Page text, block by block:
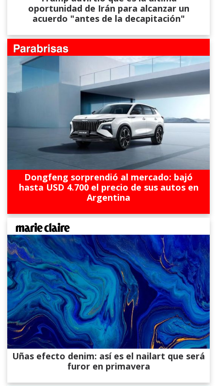
oportunidad de Irán para alcanzar un
acuerdo "antes de la decapitación"
Dongfeng sorprendió al mercado: bajó
hasta USD 4.700 el precio de sus autos en
Argentina
Uñas efecto denim: así es el nailart que será
furor en primavera